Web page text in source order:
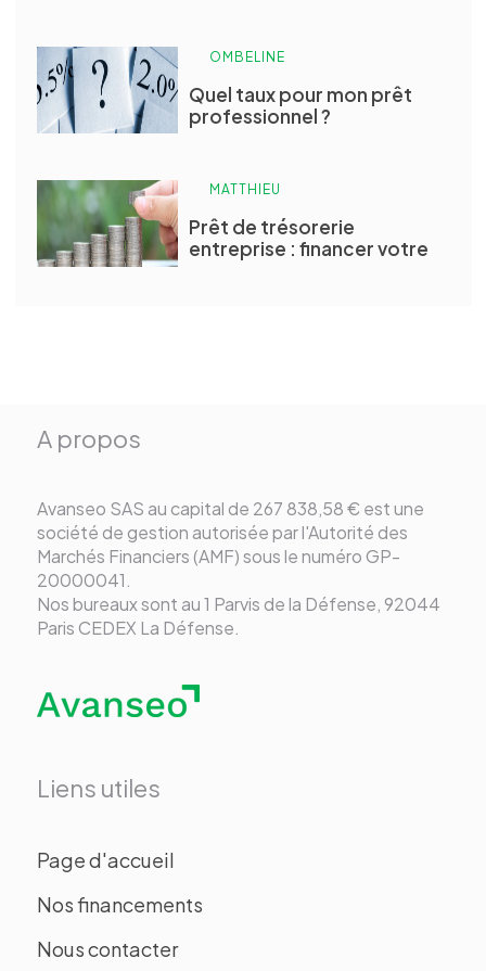
OMBELINE
Quel taux pour mon prêt
professionnel ?
MATTHIEU
Prêt de trésorerie
entreprise : financer votre
A propos
Avanseo SAS au capital de 267 838,58 € est une
société de gestion autorisée par l'Autorité des
Marchés Financiers (AMF) sous le numéro GP-
20000041.
Nos bureaux sont au 1 Parvis de la Défense, 92044
Paris CEDEX La Défense.
Liens utiles
Page d'accueil
Nos financements
Nous contacter